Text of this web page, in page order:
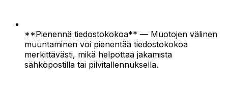
**Pienennä tiedostokokoa** — Muotojen välinen
muuntaminen voi pienentää tiedostokokoa
merkittävästi, mikä helpottaa jakamista
sähköpostilla tai pilvitallennuksella.